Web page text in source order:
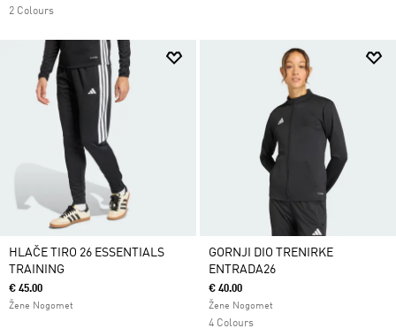
2 Colours
HLAČE TIRO 26 ESSENTIALS
TRAINING
€ 45.00
Žene Nogomet
GORNJI DIO TRENIRKE
ENTRADA26
€ 40.00
Žene Nogomet
4 Colours